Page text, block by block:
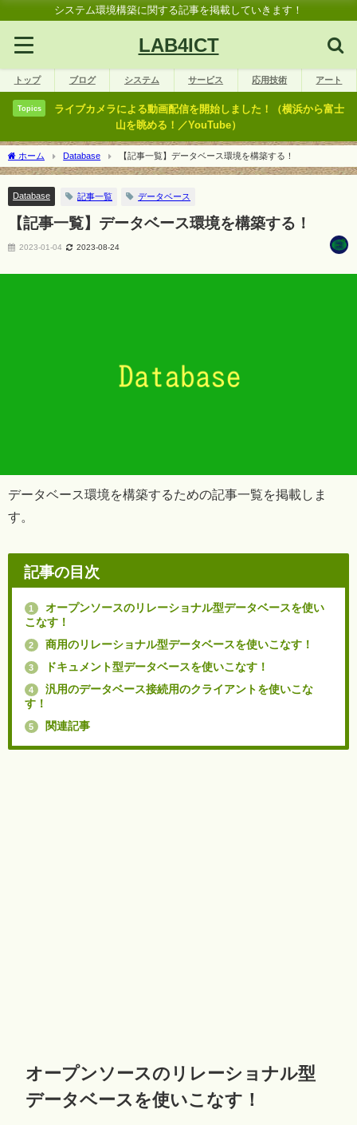
システム環境構築に関する記事を掲載していきます！
LAB4ICT
トップ ブログ システム サービス 応用技術 アート
Topics
ライブカメラによる動画配信を開始しました！（横浜から富士
山を眺める！／YouTube）
ホーム Database 【記事一覧】データベース環境を構築する！
Database 記事一覧 データベース
【記事一覧】データベース環境を構築する！
2023-01-04 2023-08-24
データベース環境を構築するための記事一覧を掲載しま
す。
記事の目次
1
オープンソースのリレーショナル型データベースを使い
こなす！
2 商用のリレーショナル型データベースを使いこなす！
3 ドキュメント型データベースを使いこなす！
4
汎用のデータベース接続用のクライアントを使いこな
す！
5 関連記事
オープンソースのリレーショナル型
データベースを使いこなす！